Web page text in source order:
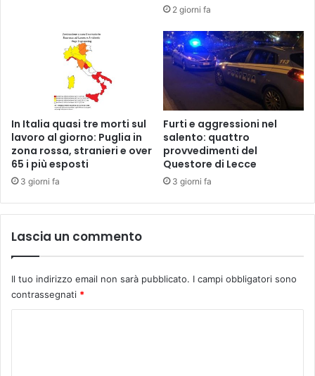
2 giorni fa
In Italia quasi tre morti sul
lavoro al giorno: Puglia in
zona rossa, stranieri e over
65 i più esposti
3 giorni fa
Furti e aggressioni nel
salento: quattro
provvedimenti del
Questore di Lecce
3 giorni fa
Lascia un commento
Il tuo indirizzo email non sarà pubblicato. I campi obbligatori sono
contrassegnati *